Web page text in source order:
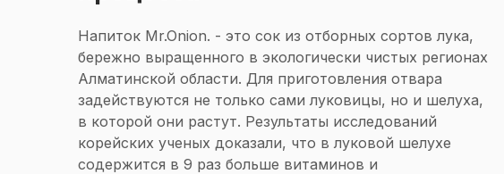
Напиток Mr.Onion. - это сок из отборных сортов лука,
бережно выращенного в экологически чистых регионах
Алматинской области. Для приготовления отвара
задействуются не только сами луковицы, но и шелуха,
в которой они растут. Результаты исследований
корейских ученых доказали, что в луковой шелухе
содержится в 9 раз больше витаминов и